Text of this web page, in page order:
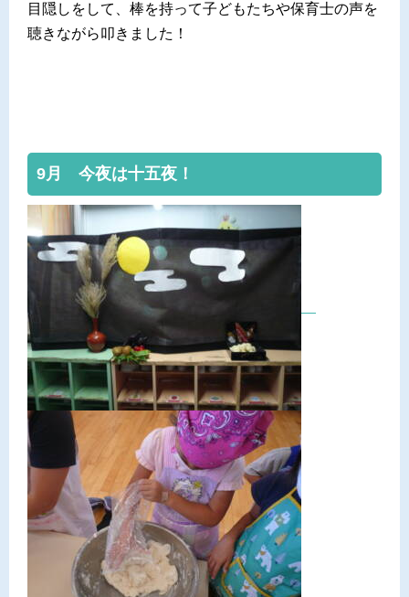
目隠しをして、棒を持って子どもたちや保育士の声を
聴きながら叩きました！
9月 今夜は十五夜！